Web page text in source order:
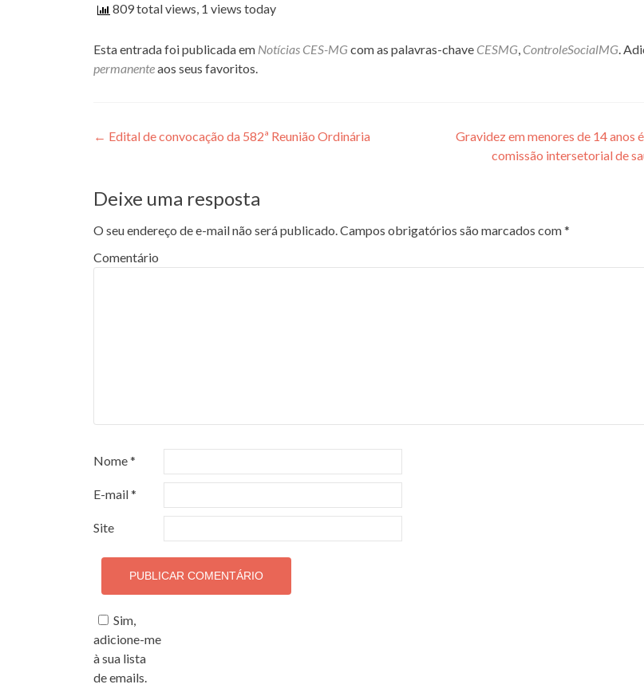
809 total views, 1 views today
Esta entrada foi publicada em Notícias CES-MGcom as palavras-chave CESMG, ControleSocialMG.
permanenteaos seus favoritos.
Navegação de Post
← Edital de convocação da 582ª Reunião Ordinária
Gravidez em menores de 14 anos
comissão intersetorial de
Deixe uma resposta
O seu endereço de e-mail não será publicado.Campos obrigatórios são marcados com*
Comentário
Nome*
E-mail*
Site
Sim,
adicione-me
à sua lista
de emails.